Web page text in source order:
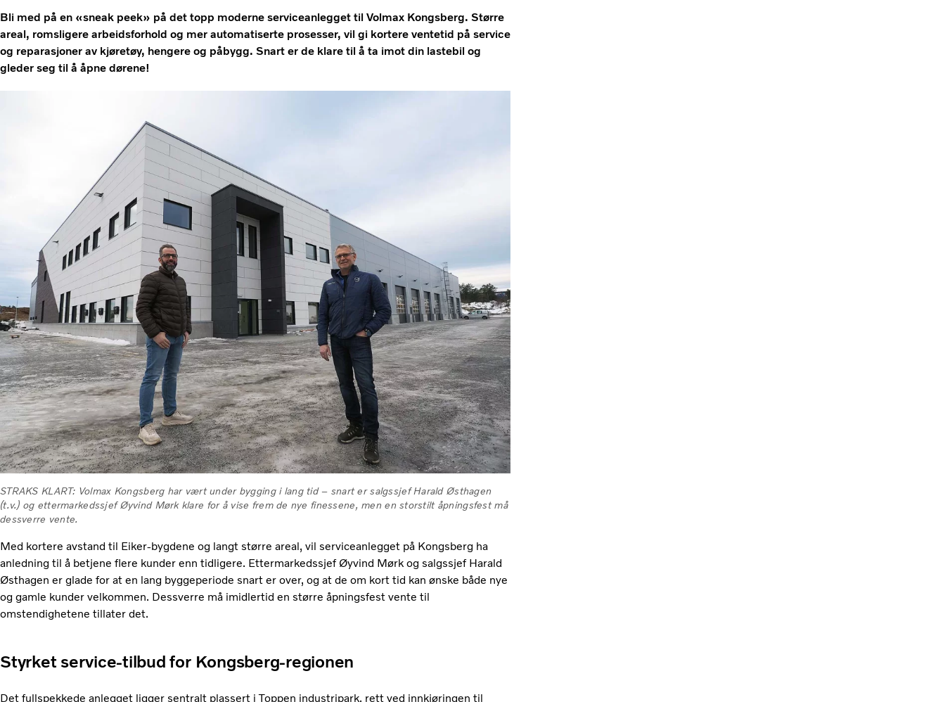
Bli med på en «sneak peek» på det topp moderne serviceanlegget til Volmax Kongsberg. Større
areal, romsligere arbeidsforhold og mer automatiserte prosesser, vil gi kortere ventetid på service
og reparasjoner av kjøretøy, hengere og påbygg. Snart er de klare til å ta imot din lastebil og
gleder seg til å åpne dørene!
STRAKS KLART: Volmax Kongsberg har vært under bygging i lang tid – snart er salgssjef Harald Østhagen
(t.v.) og ettermarkedssjef Øyvind Mørk klare for å vise frem de nye finessene, men en storstilt åpningsfest må
dessverre vente.
Med kortere avstand til Eiker-bygdene og langt større areal, vil serviceanlegget på Kongsberg ha
anledning til å betjene flere kunder enn tidligere. Ettermarkedssjef Øyvind Mørk og salgssjef Harald
Østhagen er glade for at en lang byggeperiode snart er over, og at de om kort tid kan ønske både nye
og gamle kunder velkommen. Dessverre må imidlertid en større åpningsfest vente til
omstendighetene tillater det.
Styrket service-tilbud for Kongsberg-regionen
Det fullspekkede anlegget ligger sentralt plassert i Toppen industripark, rett ved innkjøringen til